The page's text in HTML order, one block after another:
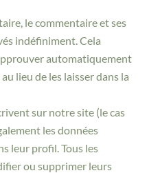
le commentaire et ses
indéfiniment. Cela
automatiquement
lieu de les laisser dans la
sur notre site (le cas
les données
leur profil. Tous les
ou supprimer leurs